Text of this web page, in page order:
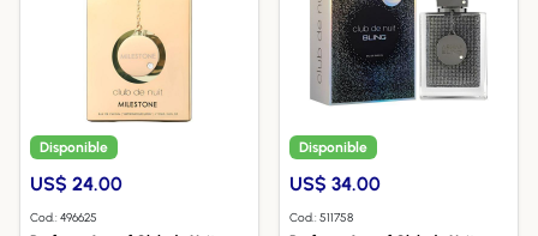
Disponible
US$ 24.00
Cod.: 496625
Disponible
US$ 34.00
Cod.: 511758